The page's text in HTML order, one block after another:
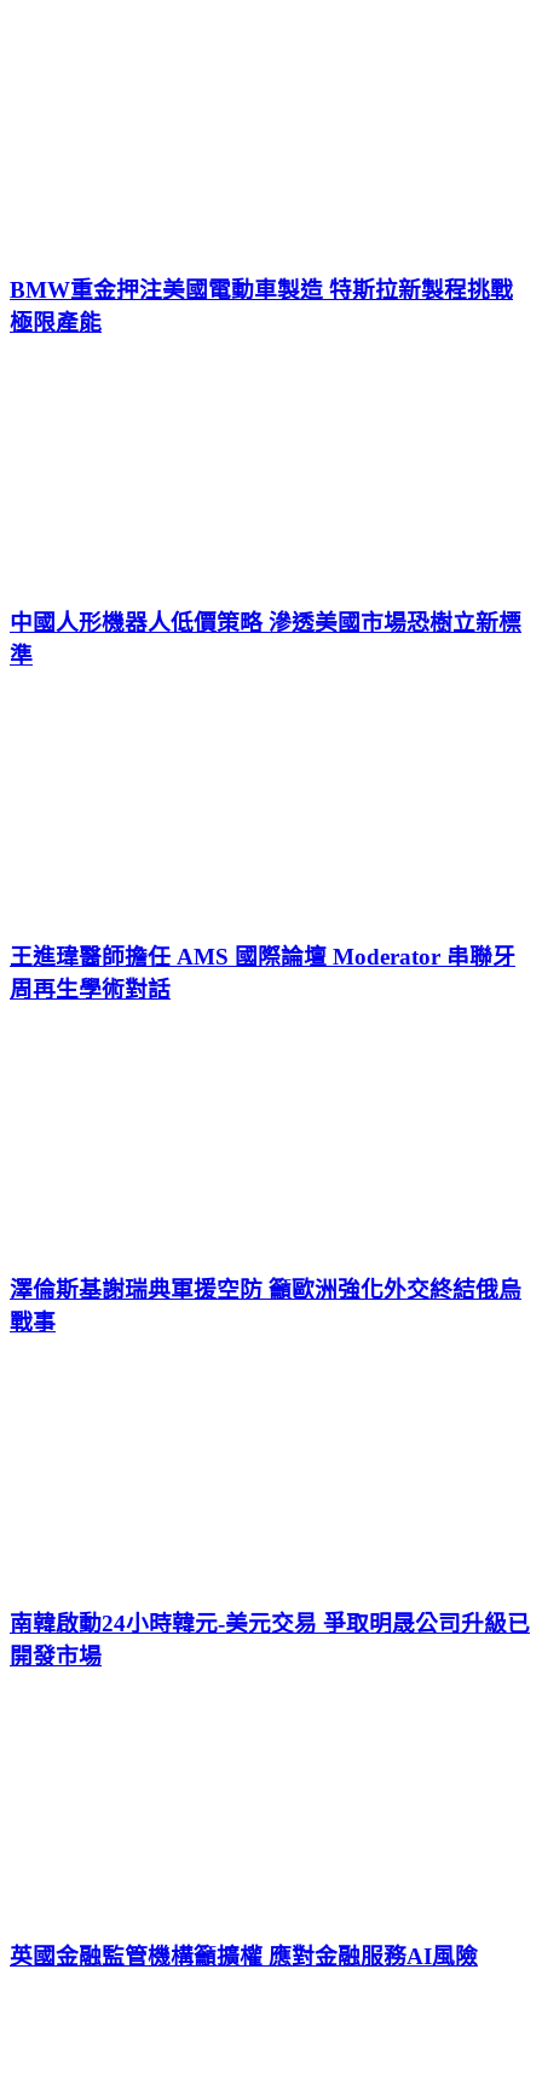
BMW重金押注美國電動車製造 特斯拉新製程挑戰
極限產能
中國人形機器人低價策略 滲透美國市場恐樹立新標
準
王進瑋醫師擔任 AMS 國際論壇 Moderator 串聯牙
周再生學術對話
澤倫斯基謝瑞典軍援空防 籲歐洲強化外交終結俄烏
戰事
南韓啟動24小時韓元-美元交易 爭取明晟公司升級已
開發市場
英國金融監管機構籲擴權 應對金融服務AI風險